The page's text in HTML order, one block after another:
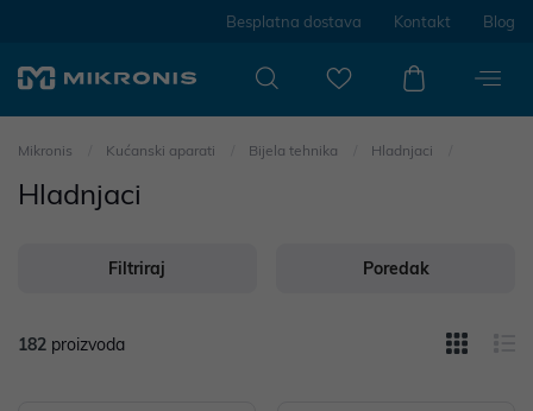
Besplatna dostava Kontakt Blog
Mikronis Kućanski aparati Bijela tehnika Hladnjaci
Hladnjaci
Filtriraj Poredak
182 proizvoda